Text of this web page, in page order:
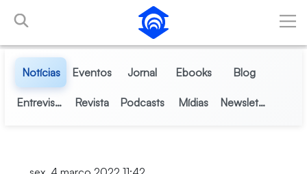
Pular para o Conteúdo principal
Notícias Eventos Jornal Ebooks Blog
Entrevistas Revista Podcasts Mídias Newsletter